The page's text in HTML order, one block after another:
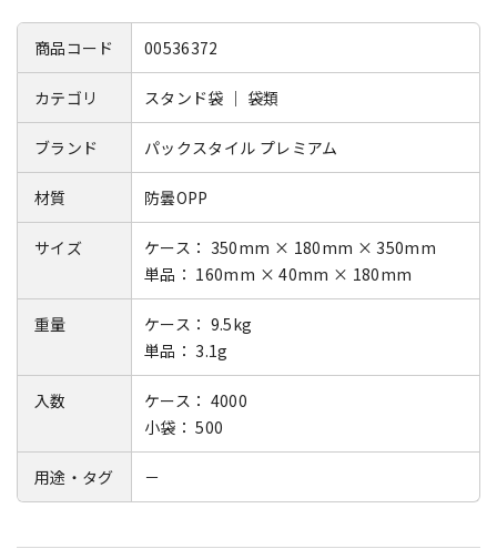
商品コード 00536372
カテゴリ スタンド袋 ｜ 袋類
ブランド パックスタイル プレミアム
材質 防曇OPP
サイズ
ケース： 350mm × 180mm × 350mm
単品： 160mm × 40mm × 180mm
重量
ケース： 9.5kg
単品： 3.1g
入数
ケース： 4000
小袋： 500
用途・タグ －